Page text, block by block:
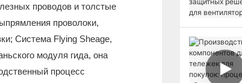
проводов и толстые
проволоки,
Система Flying Sheage,
модуля гида, она
процесс